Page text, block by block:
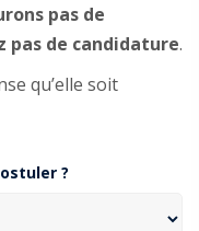
pas de
pas de candidature.
qu’elle soit
?